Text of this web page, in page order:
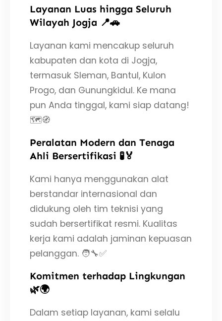
Layanan Luas hingga Seluruh
Wilayah Jogja 📍🚗
Layanan kami mencakup seluruh
kabupaten dan kota di Jogja,
termasuk Sleman, Bantul, Kulon
Progo, dan Gunungkidul. Ke mana
pun Anda tinggal, kami siap datang!
🗺️🧭
Peralatan Modern dan Tenaga
Ahli Bersertifikasi 🧪🏅
Kami hanya menggunakan alat
berstandar internasional dan
didukung oleh tim teknisi yang
sudah bersertifikat resmi. Kualitas
kerja kami adalah jaminan kepuasan
pelanggan. 🧑‍🔧✅
Komitmen terhadap Lingkungan
🌿🌍
Dalam setiap layanan, kami selalu